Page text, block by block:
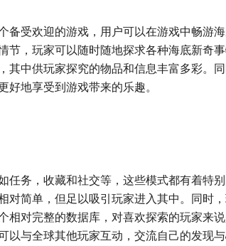
备受欢迎的游戏，用户可以在游戏中畅游
，玩家可以随时随地探求各种海底新奇事
中供玩家探究的物品和信息丰富多彩。同
地享受到游戏带来的乐趣。
任务，收藏和社交等，这些模式都有着特
对简单，但足以吸引玩家进入其中。同时
相对完整的数据库，对喜欢探索的玩家来
以与全球其他玩家互动，交流自己的发现